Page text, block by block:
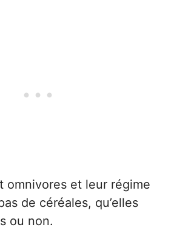
omnivores et leur régime
de céréales, qu’elles
ou non.